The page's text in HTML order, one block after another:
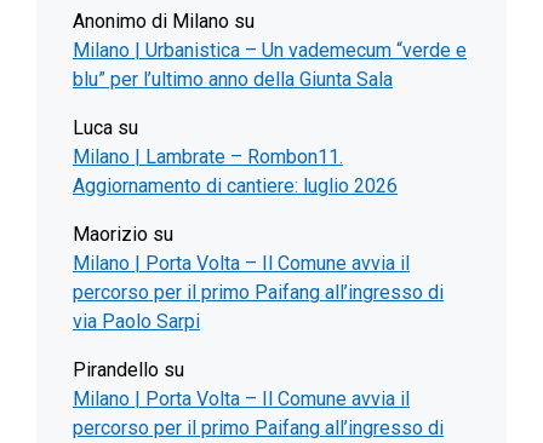
Anonimo di Milano su
Milano | Urbanistica – Un vademecum “verde e
blu” per l’ultimo anno della Giunta Sala
Luca su
Milano | Lambrate – Rombon11.
Aggiornamento di cantiere: luglio 2026
Maorizio su
Milano | Porta Volta – Il Comune avvia il
percorso per il primo Paifang all’ingresso di
via Paolo Sarpi
Pirandello su
Milano | Porta Volta – Il Comune avvia il
percorso per il primo Paifang all’ingresso di